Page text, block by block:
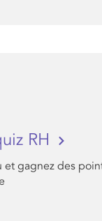
RH
et gagnez des